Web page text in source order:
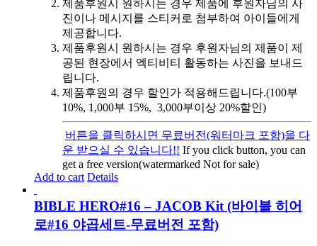
제품후원시 원하시는 경우 제품에 후원자님의 사
진이나 메시지를 스티커로 첨부하여 아이들에게
제공합니다.
제품후원시 원하시는 경우 후원자님의 제품이 제
공된 현장에서 엑티비티 활동하는 사진을 보내드
립니다.
제품후원의 경우 할인가 적용해드립니다.(100부
10%, 1,000부 15%, 3,000부이상 20%할인)
버튼을 클릭하시면 무료버전(워터마크 포함)을 다
운 받으실 수 있습니다!! If you click button, you can
get a free version(watermarked Not for sale)
Add to cart Details
BIBLE HERO#16 – JACOB Kit (바이블 히어
로#16 야곱세트-무료버전 포함)